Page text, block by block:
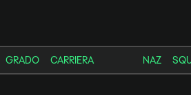
GRADO CARRIERA NAZ